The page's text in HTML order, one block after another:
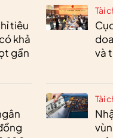
tiêu
khả
gần
Tài
và
Tài